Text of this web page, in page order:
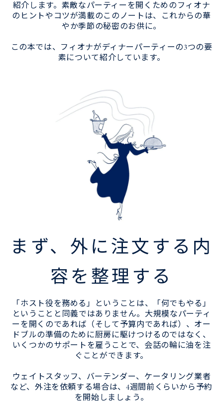
紹介します。素敵なパーティーを開くためのフィオナ
のヒントやコツが満載のこのノートは、これからの華
やか季節の秘密のお供に。
この本では、フィオナがディナーパーティーの3つの要
素について紹介しています。
まず、外に注文する内
容を整理する
「ホスト役を務める」ということは、「何でもやる」
ということと同義ではありません。大規模なパーティ
ーを開くのであれば（そして予算内であれば）、オー
ドブルの準備のために厨房に駆けつけるのではなく、
いくつかのサポートを雇うことで、会話の輪に油を注
ぐことができます。
ウェイトスタッフ、バーテンダー、ケータリング業者
など、外注を依頼する場合は、4週間前くらいから予約
を開始しましょう。